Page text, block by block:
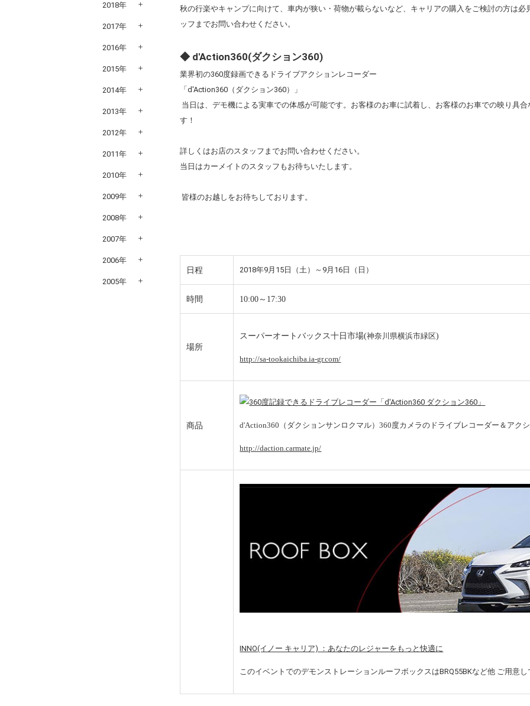
秋の行楽やキャンプに向けて、車内が狭い・荷物が載らないなど、キャリアの購入をご検討の方は
ッフまでお問い合わせください。
◆ d'Action360(ダクション360)
業界初の360度録画できるドライブアクションレコーダー
「d'Action360（ダクション360）」
当日は、デモ機による実車での体感が可能です。お客様のお車に試着し、お客様のお車での映り具
す！
詳しくはお店のスタッフまでお問い合わせください。
当日はカーメイトのスタッフもお待ちいたします。
皆様のお越しをお待ちしております。
日程 2018年9月15日（土）～9月16日（日）
時間 10:00～17:30
場所
スーパーオートバックス十日市場(神奈川県横浜市緑区)
http://sa-tookaichiba.ia-gr.com/
商品 d'Action360（ダクションサンロクマル）360度カメラのドライブレコーダー＆アク
http://daction.carmate.jp/
INNO(イノー キャリア) ：あなたのレジャーをもっと快適に
このイベントでのデモンストレーションルーフボックスはBRQ55BKなど他 ご用意
2018年
2017年
2016年
2015年
2014年
2013年
2012年
2011年
2010年
2009年
2008年
2007年
2006年
2005年